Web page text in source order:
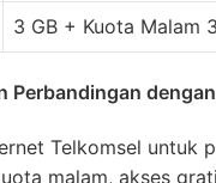
3 GB + Kuota Malam
Perbandingan
Telkomsel untuk
malam, akses